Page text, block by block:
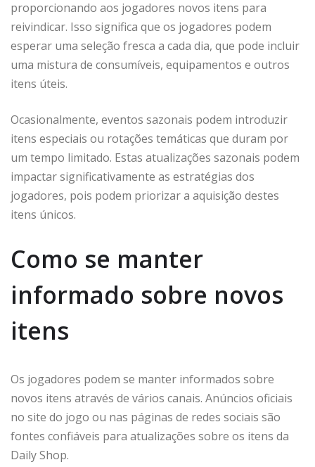
proporcionando aos jogadores novos itens para
reivindicar. Isso significa que os jogadores podem
esperar uma seleção fresca a cada dia, que pode incluir
uma mistura de consumíveis, equipamentos e outros
itens úteis.
Ocasionalmente, eventos sazonais podem introduzir
itens especiais ou rotações temáticas que duram por
um tempo limitado. Estas atualizações sazonais podem
impactar significativamente as estratégias dos
jogadores, pois podem priorizar a aquisição destes
itens únicos.
Como se manter
informado sobre novos
itens
Os jogadores podem se manter informados sobre
novos itens através de vários canais. Anúncios oficiais
no site do jogo ou nas páginas de redes sociais são
fontes confiáveis para atualizações sobre os itens da
Daily Shop.